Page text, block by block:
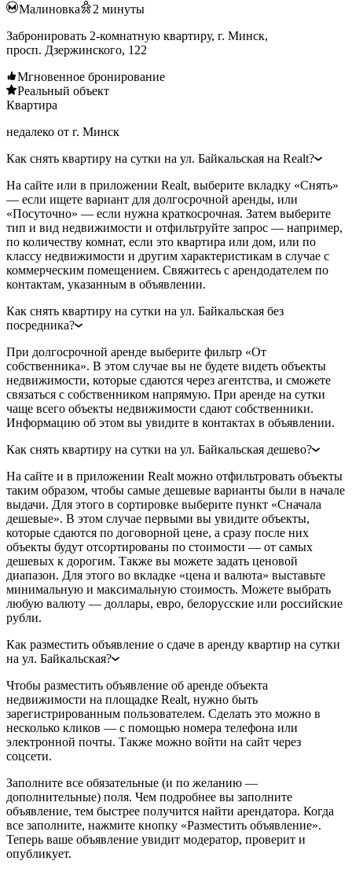
Малиновка 2 минуты
Забронировать 2-комнатную квартиру, г. Минск,
просп. Дзержинского, 122
Мгновенное бронирование
Реальный объект
Квартира
недалеко от г. Минск
Как снять квартиру на сутки на ул. Байкальская на Realt?
На сайте или в приложении Realt, выберите вкладку «Снять»
— если ищете вариант для долгосрочной аренды, или
«Посуточно» — если нужна краткосрочная. Затем выберите
тип и вид недвижимости и отфильтруйте запрос — например,
по количеству комнат, если это квартира или дом, или по
классу недвижимости и другим характеристикам в случае с
коммерческим помещением. Свяжитесь с арендодателем по
контактам, указанным в объявлении.
Как снять квартиру на сутки на ул. Байкальская без
посредника?
При долгосрочной аренде выберите фильтр «От
собственника». В этом случае вы не будете видеть объекты
недвижимости, которые сдаются через агентства, и сможете
связаться с собственником напрямую. При аренде на сутки
чаще всего объекты недвижимости сдают собственники.
Информацию об этом вы увидите в контактах в объявлении.
Как снять квартиру на сутки на ул. Байкальская дешево?
На сайте и в приложении Realt можно отфильтровать объекты
таким образом, чтобы самые дешевые варианты были в начале
выдачи. Для этого в сортировке выберите пункт «Сначала
дешевые». В этом случае первыми вы увидите объекты,
которые сдаются по договорной цене, а сразу после них
объекты будут отсортированы по стоимости — от самых
дешевых к дорогим. Также вы можете задать ценовой
диапазон. Для этого во вкладке «цена и валюта» выставьте
минимальную и максимальную стоимость. Можете выбрать
любую валюту — доллары, евро, белорусские или российские
рубли.
Как разместить объявление о сдаче в аренду квартир на сутки
на ул. Байкальская?
Чтобы разместить объявление об аренде объекта
недвижимости на площадке Realt, нужно быть
зарегистрированным пользователем. Сделать это можно в
несколько кликов — с помощью номера телефона или
электронной почты. Также можно войти на сайт через
соцсети.
Заполните все обязательные (и по желанию —
дополнительные) поля. Чем подробнее вы заполните
объявление, тем быстрее получится найти арендатора. Когда
все заполните, нажмите кнопку «Разместить объявление».
Теперь ваше объявление увидит модератор, проверит и
опубликует.